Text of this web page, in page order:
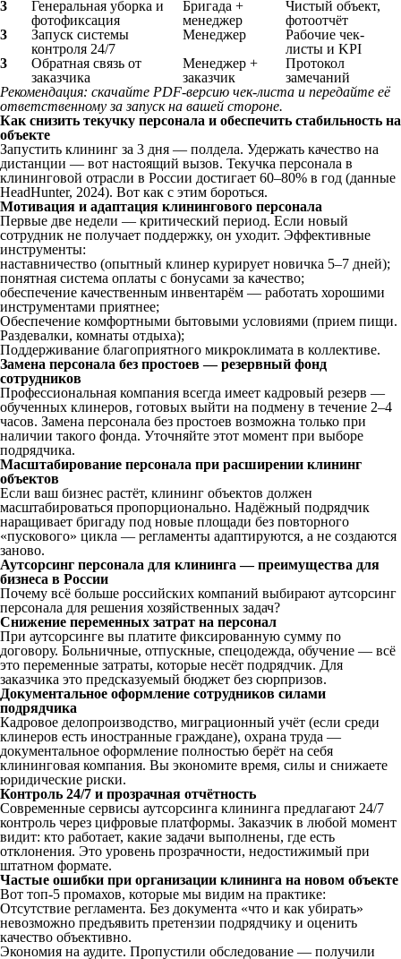
3
Генеральная уборка и
фотофиксация
Бригада +
менеджер
Чистый объект,
фотоотчёт
3
Запуск системы
контроля 24/7
Менеджер
Рабочие чек-
листы и KPI
3
Обратная связь от
заказчика
Менеджер +
заказчик
Протокол
замечаний
Рекомендация: скачайте PDF-версию чек-листа и передайте её
ответственному за запуск на вашей стороне.
Как снизить текучку персонала и обеспечить стабильность на
объекте
Запустить клининг за 3 дня — полдела. Удержать качество на
дистанции — вот настоящий вызов. Текучка персонала в
клининговой отрасли в России достигает 60–80% в год (данные
HeadHunter, 2024). Вот как с этим бороться.
Мотивация и адаптация клинингового персонала
Первые две недели — критический период. Если новый
сотрудник не получает поддержку, он уходит. Эффективные
инструменты:
наставничество (опытный клинер курирует новичка 5–7 дней);
понятная система оплаты с бонусами за качество;
обеспечение качественным инвентарём — работать хорошими
инструментами приятнее;
Обеспечение комфортными бытовыми условиями (прием пищи.
Раздевалки, комнаты отдыха);
Поддерживание благоприятного микроклимата в коллективе.
Замена персонала без простоев — резервный фонд
сотрудников
Профессиональная компания всегда имеет кадровый резерв —
обученных клинеров, готовых выйти на подмену в течение 2–4
часов. Замена персонала без простоев возможна только при
наличии такого фонда. Уточняйте этот момент при выборе
подрядчика.
Масштабирование персонала при расширении клининг
объектов
Если ваш бизнес растёт, клининг объектов должен
масштабироваться пропорционально. Надёжный подрядчик
наращивает бригаду под новые площади без повторного
«пускового» цикла — регламенты адаптируются, а не создаются
заново.
Аутсорсинг персонала для клининга — преимущества для
бизнеса в России
Почему всё больше российских компаний выбирают аутсорсинг
персонала для решения хозяйственных задач?
Снижение переменных затрат на персонал
При аутсорсинге вы платите фиксированную сумму по
договору. Больничные, отпускные, спецодежда, обучение — всё
это переменные затраты, которые несёт подрядчик. Для
заказчика это предсказуемый бюджет без сюрпризов.
Документальное оформление сотрудников силами
подрядчика
Кадровое делопроизводство, миграционный учёт (если среди
клинеров есть иностранные граждане), охрана труда —
документальное оформление полностью берёт на себя
клининговая компания. Вы экономите время, силы и снижаете
юридические риски.
Контроль 24/7 и прозрачная отчётность
Современные сервисы аутсорсинга клининга предлагают 24/7
контроль через цифровые платформы. Заказчик в любой момент
видит: кто работает, какие задачи выполнены, где есть
отклонения. Это уровень прозрачности, недостижимый при
штатном формате.
Частые ошибки при организации клининга на новом объекте
Вот топ-5 промахов, которые мы видим на практике:
Отсутствие регламента. Без документа «что и как убирать»
невозможно предъявить претензии подрядчику и оценить
качество объективно.
Экономия на аудите. Пропустили обследование — получили